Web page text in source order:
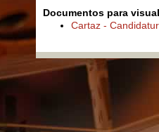
Documentos para
Cartaz -